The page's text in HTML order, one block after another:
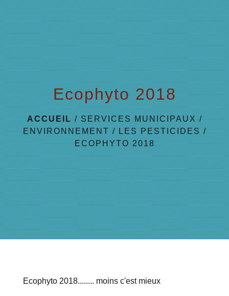
Ecophyto 2018
ACCUEIL / SERVICES MUNICIPAUX /
ENVIRONNEMENT / LES PESTICIDES /
ECOPHYTO 2018
Ecophyto 2018........ moins c'est mieux